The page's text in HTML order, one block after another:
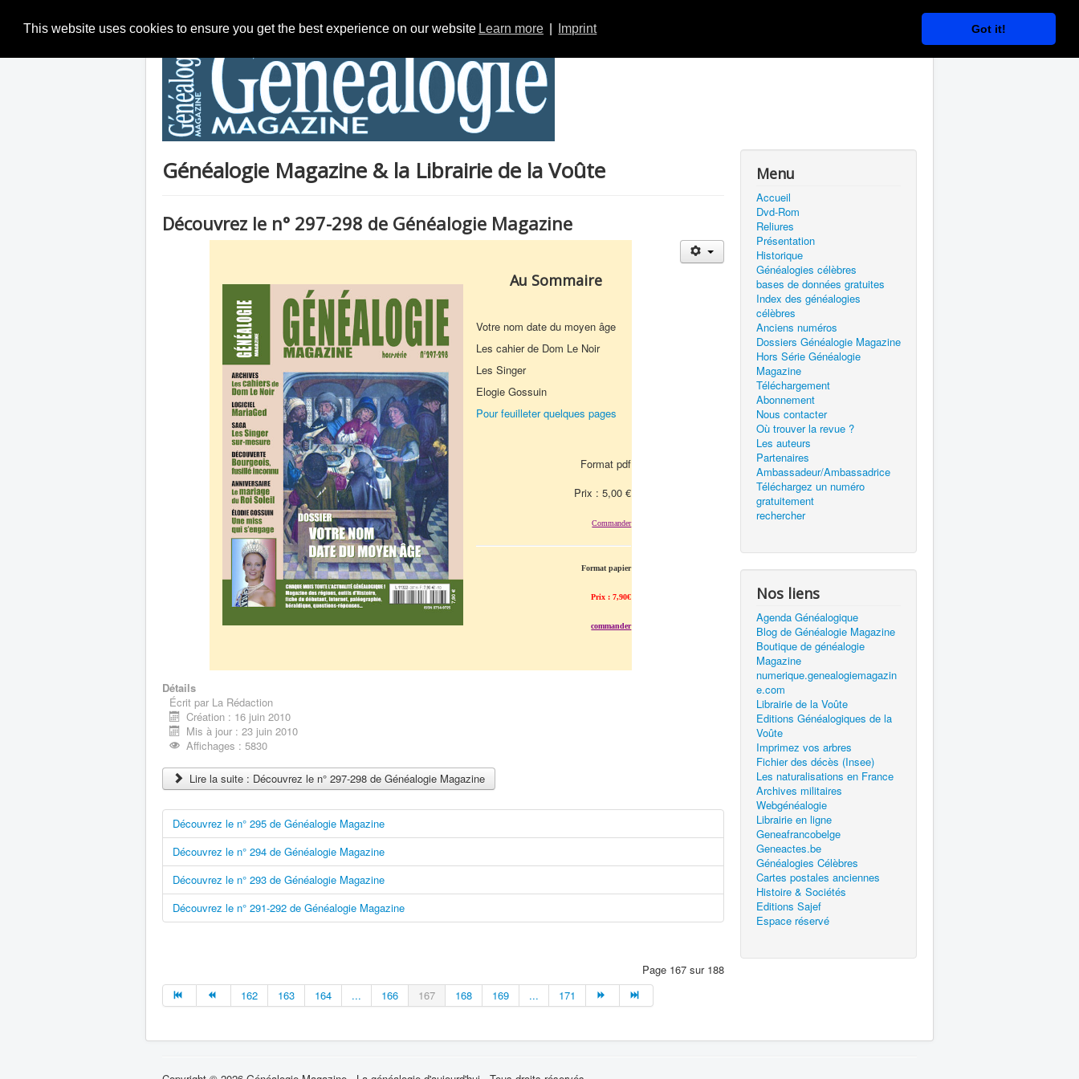
This website uses cookies to ensure you get the best experience on our website Learn more Imprint Got it!
Généalogie Magazine & la Librairie de la Voûte
Découvrez le n° 297-298 de Généalogie Magazine
Au Sommaire
Votre nom date du moyen âge
Les cahier de Dom Le Noir
Les Singer
Elogie Gossuin
Pour feuilleter quelques pages
Format pdf
Prix : 5,00 €
Commander
Format papier
Prix : 7,90€
commander
Détails
Écrit par La Rédaction
Création : 16 juin 2010
Mis à jour : 23 juin 2010
Affichages : 5830
Lire la suite : Découvrez le n° 297-298 de Généalogie Magazine
Découvrez le n° 295 de Généalogie Magazine
Découvrez le n° 294 de Généalogie Magazine
Découvrez le n° 293 de Généalogie Magazine
Découvrez le n° 291-292 de Généalogie Magazine
Page 167 sur 188
162
163 164 ... 166 167 168 169 ... 171
Menu
Accueil
Dvd-Rom
Reliures
Présentation
Historique
Généalogies célèbres
bases de données gratuites
Index des généalogies
célèbres
Anciens numéros
Dossiers Généalogie Magazine
Hors Série Généalogie
Magazine
Téléchargement
Abonnement
Nous contacter
Où trouver la revue ?
Les auteurs
Partenaires
Ambassadeur/Ambassadrice
Téléchargez un numéro
gratuitement
rechercher
Nos liens
Agenda Généalogique
Blog de Généalogie Magazine
Boutique de généalogie
Magazine
numerique.genealogiemagazin
e.com
Librairie de la Voûte
Editions Généalogiques de la
Voûte
Imprimez vos arbres
Fichier des décès (Insee)
Les naturalisations en France
Archives militaires
Webgénéalogie
Librairie en ligne
Geneafrancobelge
Geneactes.be
Généalogies Célèbres
Cartes postales anciennes
Histoire & Sociétés
Editions Sajef
Espace réservé